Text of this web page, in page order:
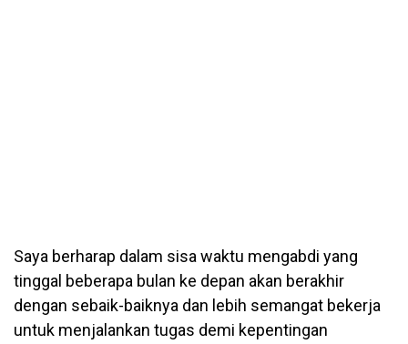
Saya berharap dalam sisa waktu mengabdi yang
tinggal beberapa bulan ke depan akan berakhir
dengan sebaik-baiknya dan lebih semangat bekerja
untuk menjalankan tugas demi kepentingan